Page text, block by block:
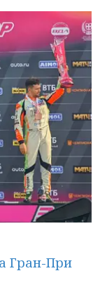
Гран-При